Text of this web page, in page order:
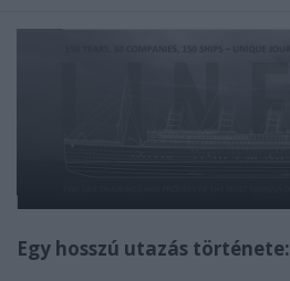
Egy hosszú utazás története: